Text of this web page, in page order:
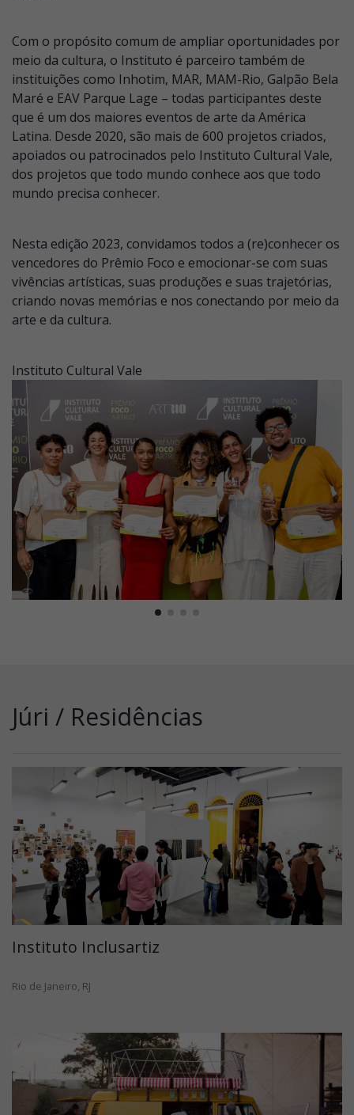
Com o propósito comum de ampliar oportunidades por
meio da cultura, o Instituto é parceiro também de
instituições como Inhotim, MAR, MAM-Rio, Galpão Bela
Maré e EAV Parque Lage – todas participantes deste
que é um dos maiores eventos de arte da América
Latina. Desde 2020, são mais de 600 projetos criados,
apoiados ou patrocinados pelo Instituto Cultural Vale,
dos projetos que todo mundo conhece aos que todo
mundo precisa conhecer.
Nesta edição 2023, convidamos todos a (re)conhecer os
vencedores do Prêmio Foco e emocionar-se com suas
vivências artísticas, suas produções e suas trajetórias,
criando novas memórias e nos conectando por meio da
arte e da cultura.
Instituto Cultural Vale
Júri / Residências
Instituto Inclusartiz
Rio de Janeiro, RJ